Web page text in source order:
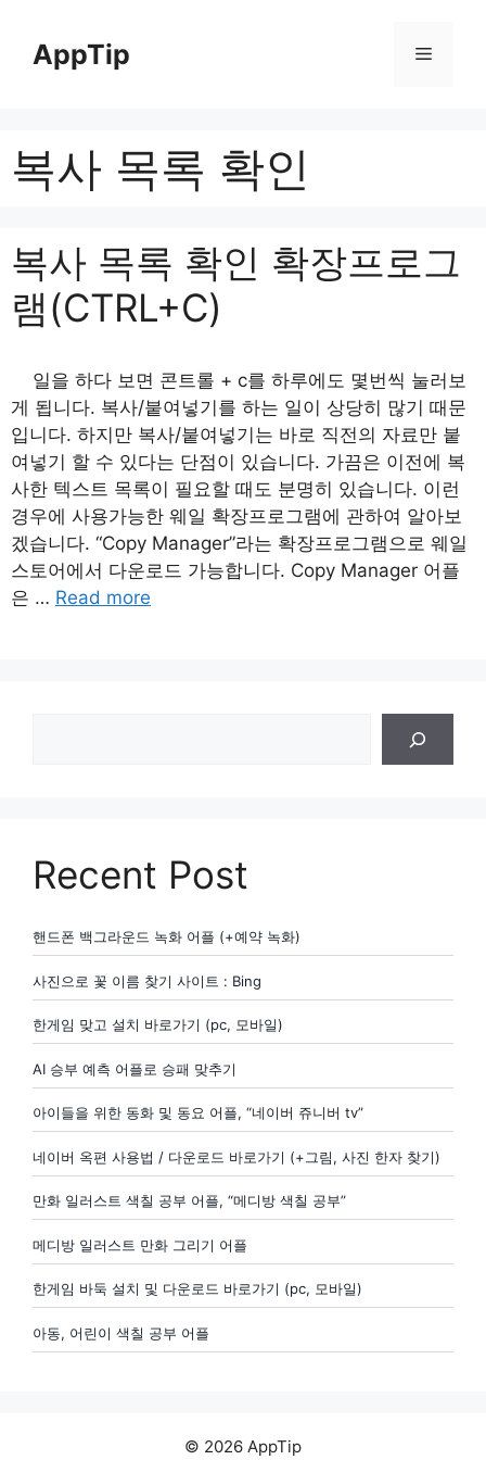
contentAppTip Menu
복사 목록 확인
복사 목록 확인 확장프로그
램(CTRL+C)
일을 하다 보면 콘트롤 + c를 하루에도 몇번씩 눌러보
게 됩니다. 복사/붙여넣기를 하는 일이 상당히 많기 때문
입니다. 하지만 복사/붙여넣기는 바로 직전의 자료만 붙
여넣기 할 수 있다는 단점이 있습니다. 가끔은 이전에 복
사한 텍스트 목록이 필요할 때도 분명히 있습니다. 이런
경우에 사용가능한 웨일 확장프로그램에 관하여 알아보
겠습니다. “Copy Manager”라는 확장프로그램으로 웨일
스토어에서 다운로드 가능합니다. Copy Manager 어플
은 … Read more
Recent Post
핸드폰 백그라운드 녹화 어플 (+예약 녹화)
사진으로 꽃 이름 찾기 사이트 : Bing
한게임 맞고 설치 바로가기 (pc, 모바일)
AI 승부 예측 어플로 승패 맞추기
아이들을 위한 동화 및 동요 어플, “네이버 쥬니버 tv”
네이버 옥편 사용법 / 다운로드 바로가기 (+그림, 사진 한자 찾기)
만화 일러스트 색칠 공부 어플, “메디방 색칠 공부”
메디방 일러스트 만화 그리기 어플
한게임 바둑 설치 및 다운로드 바로가기 (pc, 모바일)
아동, 어린이 색칠 공부 어플
© 2026 AppTip